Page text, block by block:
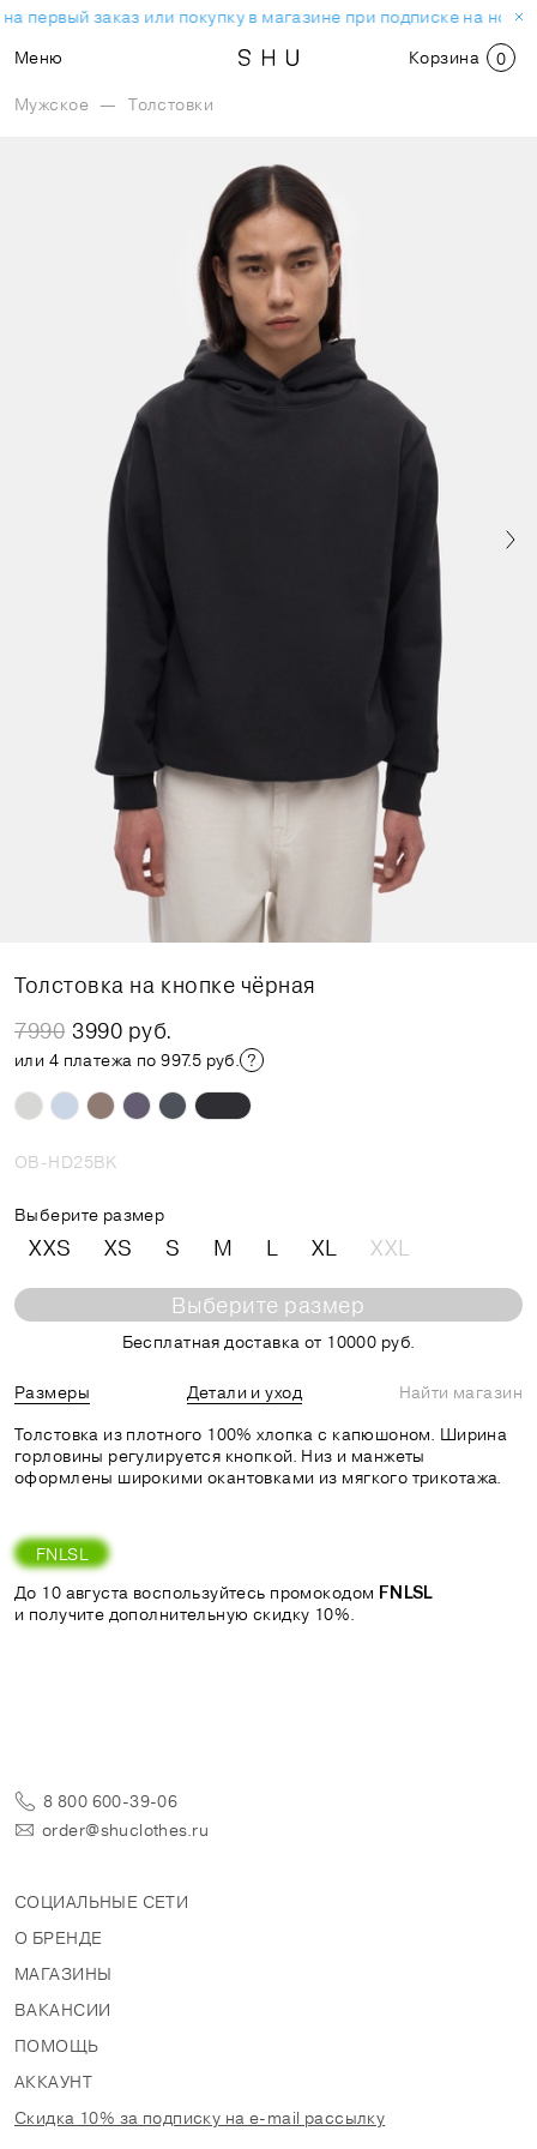
первый заказ или покупку в магазине при подписке на
Меню
Корзина 0
Мужское — Толстовки
Толстовка на кнопке чёрная
7990 3990 руб.
или 4 платежа по 997.5 руб.
OB-HD25BK
Выберите размер
XXS XS S M L XL XXL
Выберите размер
Бесплатная доставка от 10000 руб.
Размеры Детали и уход
Найти магазин
Толстовка из плотного 100% хлопка с капюшоном. Ширина
горловины регулируется кнопкой. Низ и манжеты
оформлены широкими окантовками из мягкого трикотажа.
FNLSL
До 10 августа воспользуйтесь промокодом FNLSL
и получите дополнительную скидку 10%.
8 800 600-39-06
order@shuclothes.ru
СОЦИАЛЬНЫЕ СЕТИ
О БРЕНДЕ
МАГАЗИНЫ
ВАКАНСИИ
ПОМОЩЬ
АККАУНТ
Скидка 10% за подписку на e-mail рассылку